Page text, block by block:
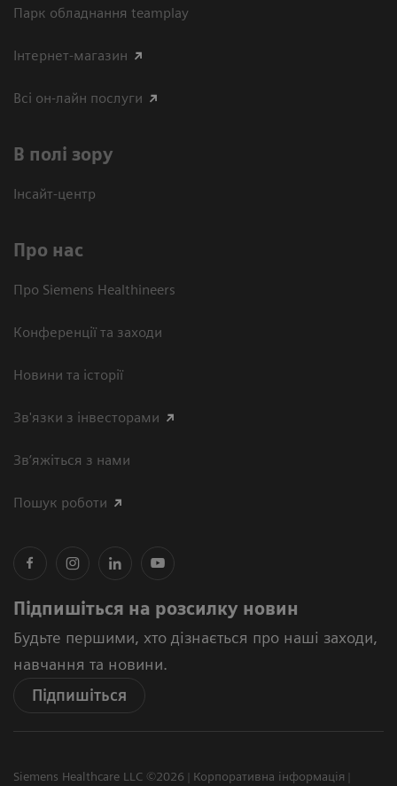
Парк обладнання teamplay
Інтернет-магазин
Всі он-лайн послуги
В полі зору
Інсайт-центр
Про нас
Про Siemens Healthineers
Конференції та заходи
Новини та історії
Зв'язки з інвесторами
Зв’яжіться з нами
Пошук роботи
Підпишіться на розсилку новин
Будьте першими, хто дізнається про наші заходи,
навчання та новини.
Підпишіться
Siemens Healthcare LLC ©2026
Корпоративна інформація